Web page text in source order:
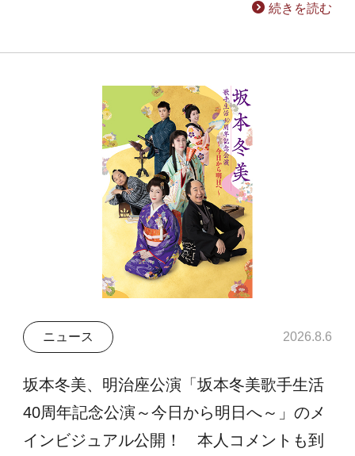
続きを読む
ニュース 2026.8.6
坂本冬美、明治座公演「坂本冬美歌手生活
40周年記念公演～今日から明日へ～」のメ
インビジュアル公開！ 本人コメントも到